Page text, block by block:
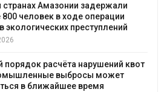
странах Амазонии задержали
800 человек в ходе операции
экологических преступлений
порядок расчёта нарушений квот
выбросы может
в ближайшее время